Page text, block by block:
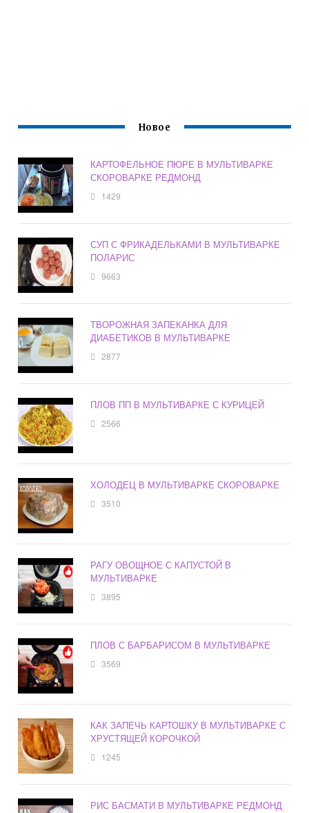
Новое
КАРТОФЕЛЬНОЕ ПЮРЕ В МУЛЬТИВАРКЕ
СКОРОВАРКЕ РЕДМОНД
1429
СУП С ФРИКАДЕЛЬКАМИ В МУЛЬТИВАРКЕ
ПОЛАРИС
9663
ТВОРОЖНАЯ ЗАПЕКАНКА ДЛЯ
ДИАБЕТИКОВ В МУЛЬТИВАРКЕ
2877
ПЛОВ ПП В МУЛЬТИВАРКЕ С КУРИЦЕЙ
2566
ХОЛОДЕЦ В МУЛЬТИВАРКЕ СКОРОВАРКЕ
3510
РАГУ ОВОЩНОЕ С КАПУСТОЙ В
МУЛЬТИВАРКЕ
3895
ПЛОВ С БАРБАРИСОМ В МУЛЬТИВАРКЕ
3569
КАК ЗАПЕЧЬ КАРТОШКУ В МУЛЬТИВАРКЕ С
ХРУСТЯЩЕЙ КОРОЧКОЙ
1245
РИС БАСМАТИ В МУЛЬТИВАРКЕ РЕДМОНД